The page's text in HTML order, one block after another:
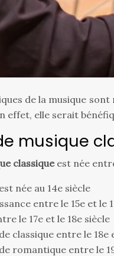
de la musique sont
effet, elle serait
musique
classiqueest née
née au 14e siècle
entre le 15e et le
le 17e et le 18e siècle
classique entre le 18e
romantique entre le